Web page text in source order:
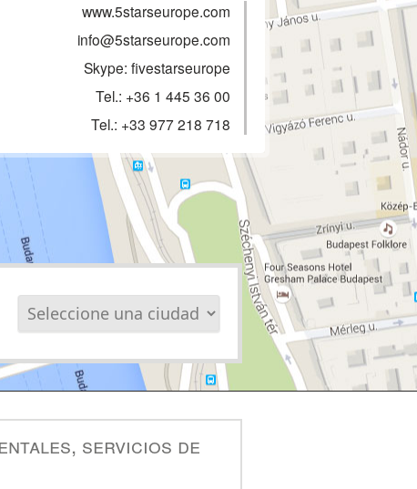
www.5starseurope.com
info@5starseurope.com
Skype: fivestarseurope
Tel.: +36 1 445 36 00
Tel.: +33 977 218 718
servicios de